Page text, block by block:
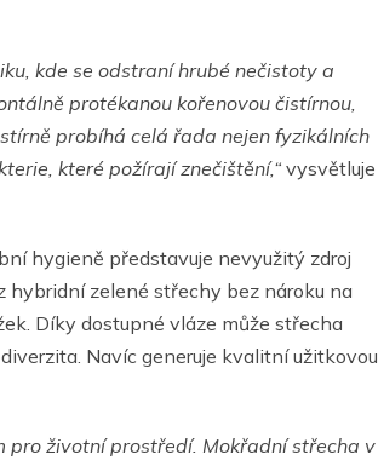
kde se odstraní hrubé nečistoty a
protékanou kořenovou čistírnou,
probíhá celá řada nejen fyzikálních
které požírají znečištění,“ vysvětluje
hygieně představuje nevyužitý zdroj
hybridní zelené střechy bez nároku na
Díky dostupné vláze může střecha
Navíc generuje kvalitní užitkovou
pro životní prostředí. Mokřadní střecha v